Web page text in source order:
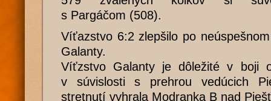
s Pargáčom (508).
Víťazstvo 6:2 zlepšilo po
Galanty.
Víťzstvo Galanty je dôležité v boji
v súvislosti s prehrou vedúcich
stretnutí vyhrala Modranka B nad